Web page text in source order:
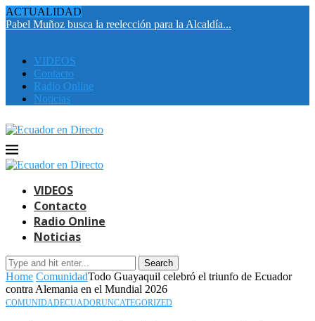
ACTUALIDAD
Pabel Muñoz busca la reelección para la Alcaldía...
VIDEOS
Contacto
Radio Online
Noticias
VIDEOS
Contacto
Radio Online
Noticias
Search
Home ComunidadTodo Guayaquil celebró el triunfo de Ecuador
contra Alemania en el Mundial 2026
COMUNIDADECUADORUNCATEGORIZED